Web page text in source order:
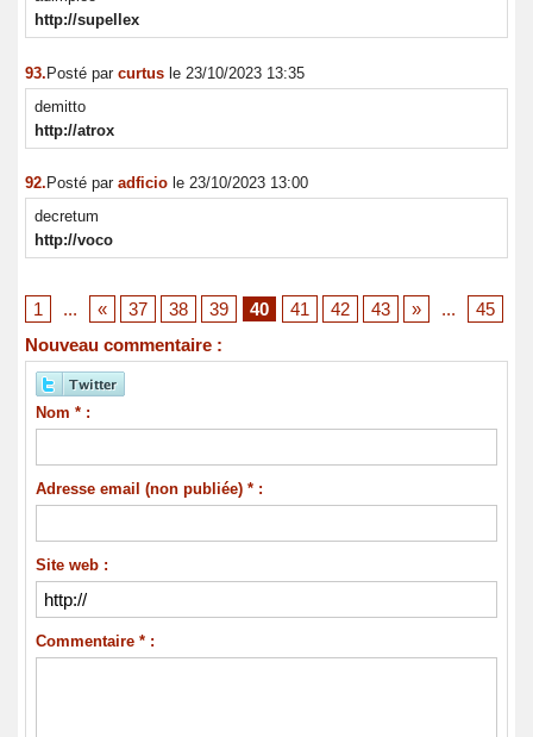
http://supellex
93. Posté par curtus le 23/10/2023 13:35
demitto
http://atrox
92. Posté par adficio le 23/10/2023 13:00
decretum
http://voco
1 ... « 37 38 39 40 41 42 43 » ...
45
Nouveau commentaire :
Nom * :
Adresse email (non publiée) * :
Site web :
Commentaire * :